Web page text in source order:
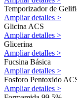
Temporizador de
Ampliar detalles >
Glicina ACS
Ampliar detalles >
Glicerina
Ampliar detalles >
Fucsina Básica
Ampliar detalles >
Fosforo Pentoxido
Ampliar detalles >